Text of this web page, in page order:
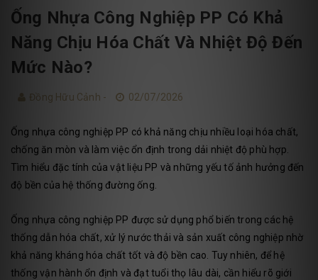
Ống Nhựa Công Nghiệp PP Có Khả
Năng Chịu Hóa Chất Và Nhiệt Độ Đến
Mức Nào?
Đồng Hữu Cảnh - 02/07/2026
Ống nhựa công nghiệp PP có khả năng chịu nhiều loại hóa chất,
chống ăn mòn và làm việc ổn định trong dải nhiệt độ phù hợp.
Tìm hiểu đặc tính của vật liệu PP và những yếu tố ảnh hưởng đến
độ bền của hệ thống đường ống.
Ống nhựa công nghiệp PP được sử dụng phổ biến trong các hệ
thống dẫn hóa chất, xử lý nước thải và sản xuất công nghiệp nhờ
khả năng kháng hóa chất tốt và độ bền cao. Tuy nhiên, để hệ
thống vận hành ổn định và đạt tuổi thọ lâu dài, cần hiểu rõ giới